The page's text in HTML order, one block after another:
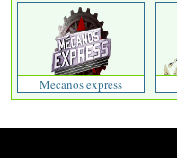
Mecanos express